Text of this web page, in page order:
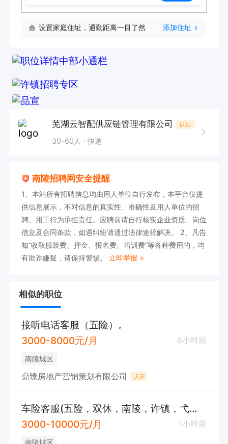
设置家庭住址，通勤距离一目了然 添加住址
芜湖云智配供应链管理有限公司 认证
30-60人 快递
南陵招聘网安全提醒
1、本站所有招聘信息均由用人单位自行发布，本平台仅提
供信息展示，不对信息的真实性、准确性及用人单位的招
聘、用工行为承担责任。应聘前请自行核实企业资质、岗位
信息及合同条款，如遇纠纷请通过法律途径解决。 2、凡告
知“收取服装费、押金、报名费、培训费”等各种费用的，均
有欺诈嫌疑，请保持警惕。 立即举报 >
相似的职位
接听电话客服（五险）。
3000-8000元/月
6小时前
南陵城区
鼎臻房地产营销策划有限公司 认证
车险客服(五险，双休，南陵，许镇，弋江，人保公司）
3000-10000元/月
1小时前
南陵城区